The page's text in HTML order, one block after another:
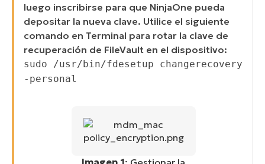
luego inscribirse para que NinjaOne pueda
depositar la nueva clave. Utilice el siguiente
comando en Terminal para rotar la clave de
recuperación de FileVault en el dispositivo:
sudo /usr/bin/fdesetup changerecovery
-personal